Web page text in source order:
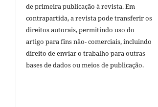
de primeira publicação à revista. Em
contrapartida, a revista pode transferir os
direitos autorais, permitindo uso do
artigo para fins não- comerciais, incluindo
direito de enviar o trabalho para outras
bases de dados ou meios de publicação.